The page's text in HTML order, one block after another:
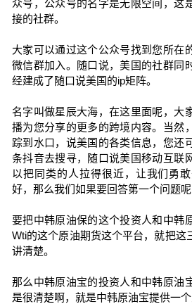
众号，公众号的名字是无限空间，这
接的社群。
大家可以通过这个公众号找到您所在
微信群加入。随口说，美国的社群同
经建成了随口说美国的ip矩阵。
名字叫做星辰大海，在这里面呢，大
播为您分享的更多的跨境内容。当然
踪到水口，说美国的各类信息，您还
条抖音去搜寻，随口说美国移动互联
以把同类的人拉得很近，让我们勇
好，那么我们如果要回答第一个问题呢
要把中韩原油保的这个投资人和中韩
Wti的这个原油期货这个平台，就把这
讲清楚。
那么中韩原油宝的投资人和中韩原油
是很清楚啊，就是中韩原油宝提供一个